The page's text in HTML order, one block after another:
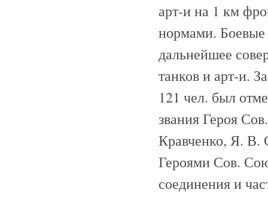
арт-и на 1 км
нормами. Боевые
дальнейшее
танков и арт-и.
121 чел. был
звания Героя
Кравченко, Я. В.
Героями Сов.
соединения и